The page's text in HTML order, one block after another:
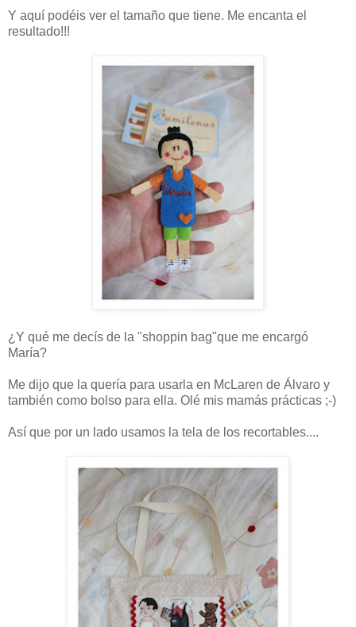
Y aquí podéis ver el tamaño que tiene. Me encanta el
resultado!!!
¿Y qué me decís de la "shoppin bag"que me encargó
María?
Me dijo que la quería para usarla en McLaren de Álvaro y
también como bolso para ella. Olé mis mamás prácticas ;-)
Así que por un lado usamos la tela de los recortables....